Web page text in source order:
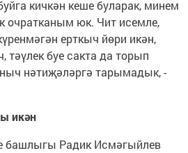
кичкән кеше буларак, минем
очратканым юк. Чит исемле,
ерткыч йөри икән,
тәүлек буе сакта да торып
нәтиҗәләргә тарымадык, -
икән
башлыгы Радик Исмәгыйлев